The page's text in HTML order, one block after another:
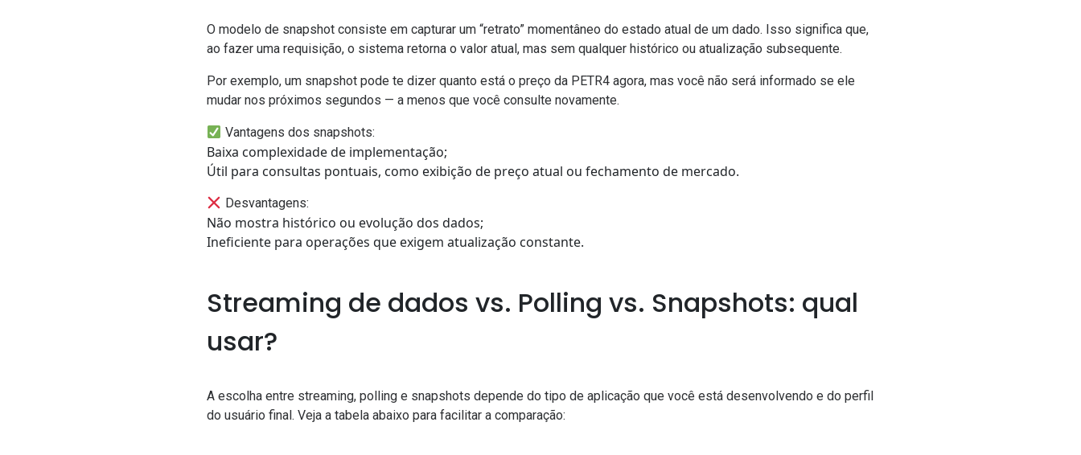
O modelo de snapshot consiste em capturar um “retrato” momentâneo do estado atual de um dado. Isso significa que,
ao fazer uma requisição, o sistema retorna o valor atual, mas sem qualquer histórico ou atualização subsequente.
Por exemplo, um snapshot pode te dizer quanto está o preço da PETR4 agora, mas você não será informado se ele
mudar nos próximos segundos — a menos que você consulte novamente.
Vantagens dos snapshots:
Baixa complexidade de implementação;
Útil para consultas pontuais, como exibição de preço atual ou fechamento de mercado.
Desvantagens:
Não mostra histórico ou evolução dos dados;
Ineficiente para operações que exigem atualização constante.
Streaming de dados vs. Polling vs. Snapshots: qual
usar?
A escolha entre streaming, polling e snapshots depende do tipo de aplicação que você está desenvolvendo e do perfil
do usuário final. Veja a tabela abaixo para facilitar a comparação: